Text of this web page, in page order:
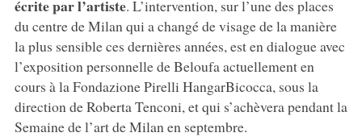
écrite par l’artiste. L’intervention, sur l’une des places
du centre de Milan qui a changé de visage de la manière
la plus sensible ces dernières années, est en dialogue avec
l’exposition personnelle de Beloufa actuellement en
cours à la Fondazione Pirelli HangarBicocca, sous la
direction de Roberta Tenconi, et qui s’achèvera pendant la
Semaine de l’art de Milan en septembre.